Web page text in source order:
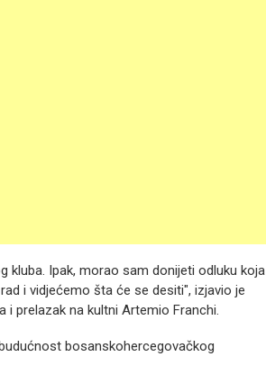
kluba. Ipak, morao sam donijeti odluku koja
i vidjećemo šta će se desiti", izjavio je
i prelazak na kultni Artemio Franchi.
bosanskohercegovačkog